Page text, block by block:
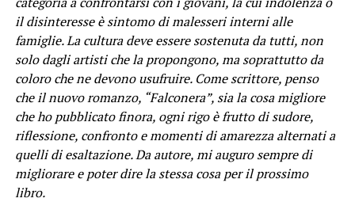
il disinteresse è sintomo di malesseri interni alle
famiglie. La cultura deve essere sostenuta da tutti, non
solo dagli artisti che la propongono, ma soprattutto da
coloro che ne devono usufruire. Come scrittore, penso
che il nuovo romanzo, “Falconera”, sia la cosa migliore
che ho pubblicato finora, ogni rigo è frutto di sudore,
riflessione, confronto e momenti di amarezza alternati a
quelli di esaltazione. Da autore, mi auguro sempre di
migliorare e poter dire la stessa cosa per il prossimo
libro.